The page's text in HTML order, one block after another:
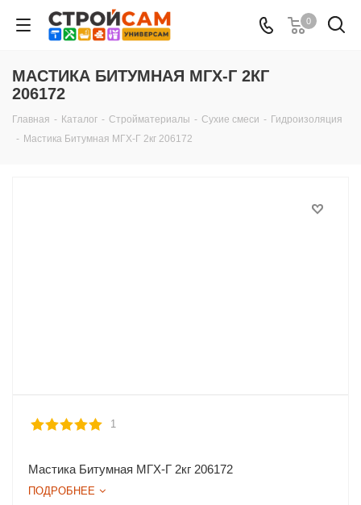
0
МАСТИКА БИТУМНАЯ МГХ-Г 2КГ
206172
Главная - Каталог - Стройматериалы - Сухие смеси - Гидроизоляция
- Мастика Битумная МГХ-Г 2кг 206172
1
Мастика Битумная МГХ-Г 2кг 206172
ПОДРОБНЕЕ